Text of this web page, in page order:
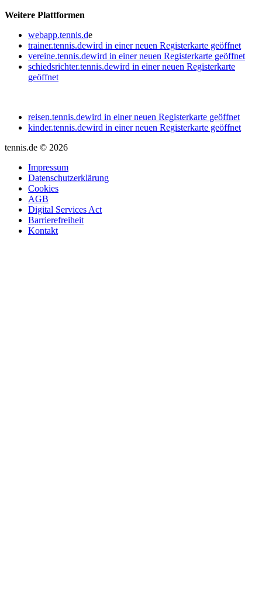
Weitere Plattformen
webapp.tennis.de
trainer.tennis.dewird in einer neuen Registerkarte geöffnet
vereine.tennis.dewird in einer neuen Registerkarte geöffnet
schiedsrichter.tennis.dewird in einer neuen Registerkarte
geöffnet
reisen.tennis.dewird in einer neuen Registerkarte geöffnet
kinder.tennis.dewird in einer neuen Registerkarte geöffnet
tennis.de © 2026
Impressum
Datenschutzerklärung
Cookies
AGB
Digital Services Act
Barrierefreiheit
Kontakt